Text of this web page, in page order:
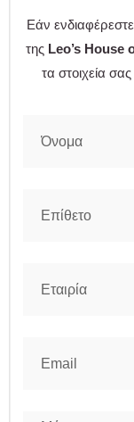
Εάν
της Leo’s House
τα στοιχεία